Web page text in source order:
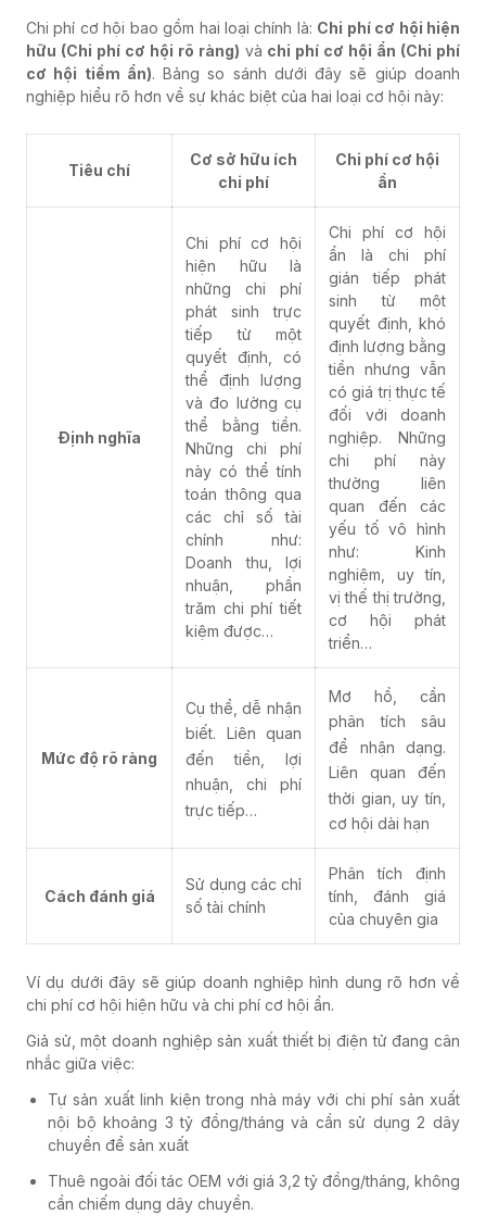
Chi phí cơ hội bao gồm hai loại chính là: Chi phí cơ hội hiện
hữu (Chi phí cơ hội rõ ràng) và chi phí cơ hội ẩn (Chi phí
cơ hội tiềm ẩn). Bảng so sánh dưới đây sẽ giúp doanh
nghiệp hiểu rõ hơn về sự khác biệt của hai loại cơ hội này:
Tiêu chí
Cơ sở hữu ích
chi phí
Chi phí cơ hội
ẩn
Định nghĩa
Chi phí cơ hội
hiện hữu là
những chi phí
phát sinh trực
tiếp từ một
quyết định, có
thể định lượng
và đo lường cụ
thể bằng tiền.
Những chi phí
này có thể tính
toán thông qua
các chỉ số tài
chính như:
Doanh thu, lợi
nhuận, phần
trăm chi phí tiết
kiệm được…
Chi phí cơ hội
ẩn là chi phí
gián tiếp phát
sinh từ một
quyết định, khó
định lượng bằng
tiền nhưng vẫn
có giá trị thực tế
đối với doanh
nghiệp. Những
chi phí này
thường liên
quan đến các
yếu tố vô hình
như: Kinh
nghiệm, uy tín,
vị thế thị trường,
cơ hội phát
triển…
Mức độ rõ ràng
Cụ thể, dễ nhận
biết. Liên quan
đến tiền, lợi
nhuận, chi phí
trực tiếp…
Mơ hồ, cần
phân tích sâu
để nhận dạng.
Liên quan đến
thời gian, uy tín,
cơ hội dài hạn
Cách đánh giá
Sử dụng các chỉ
số tài chính
Phân tích định
tính, đánh giá
của chuyên gia
Ví dụ dưới đây sẽ giúp doanh nghiệp hình dung rõ hơn về
chi phí cơ hội hiện hữu và chi phí cơ hội ẩn.
Giả sử, một doanh nghiệp sản xuất thiết bị điện tử đang cân
nhắc giữa việc:
Tự sản xuất linh kiện trong nhà máy với chi phí sản xuất
nội bộ khoảng 3 tỷ đồng/tháng và cần sử dụng 2 dây
chuyền để sản xuất
Thuê ngoài đối tác OEM với giá 3,2 tỷ đồng/tháng, không
cần chiếm dụng dây chuyền.